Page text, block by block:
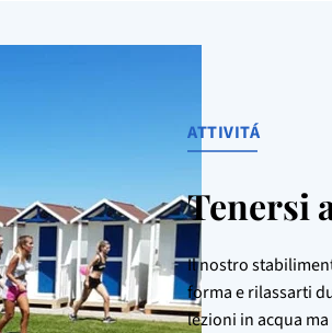
ATTIVITÁ
Tenersi
Il nostro
forma e rilassarti
lezioni in acqua